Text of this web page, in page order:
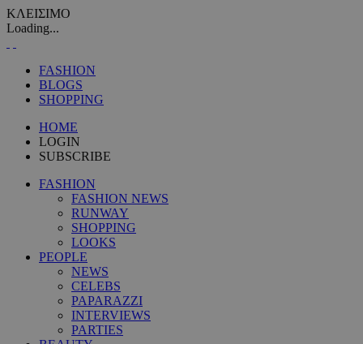
ΚΛΕΙΣΙΜΟ
Loading...
FASHION
BLOGS
SHOPPING
HOME
LOGIN
SUBSCRIBE
FASHION
FASHION NEWS
RUNWAY
SHOPPING
LOOKS
PEOPLE
NEWS
CELEBS
PAPARAZZI
INTERVIEWS
PARTIES